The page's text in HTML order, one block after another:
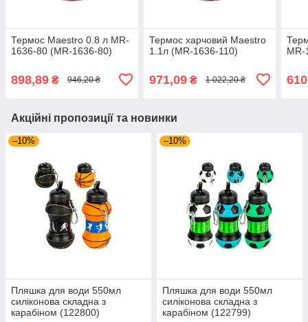
Термос Maestro 0.8 л MR-
1636-80 (MR-1636-80)
898,89 ₴ 946,20 ₴
Термос харчовий Maestro
1.1л (MR-1636-110)
971,09₴ 1 022,20 ₴
Акційні пропозиції та новинки
–10%
Пляшка для води 550мл
силіконова складна з
карабіном (122800)
–10%
Пляшка для води 550мл
силіконова складна з
карабіном (122799)